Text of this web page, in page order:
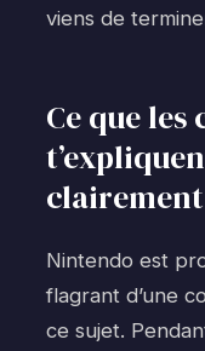
viens de
Ce que
clairement
Nintendo est
flagrant d’une
ce sujet.